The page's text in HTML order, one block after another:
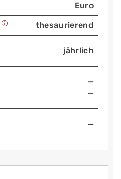
Euro
thesaurierend
jährlich
—
—
—